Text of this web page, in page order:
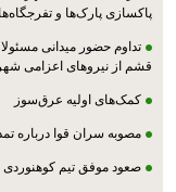
پاکسازی پارک‌ها و
تداوم حضور میدانی
قشم از نیروهای اعزامی
کمک‌های اولیه عرق‌سوز
مصوبه سران قوا درباره
صعود موفق تیم کوهنوردی بختگان نی‌ریز